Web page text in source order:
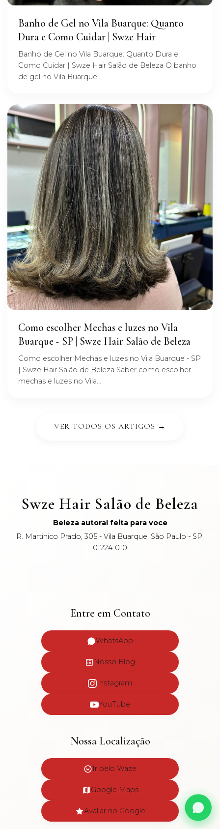
Banho de Gel no Vila Buarque: Quanto
Dura e Como Cuidar | Swze Hair
Banho de Gel no Vila Buarque: Quanto Dura e
Como Cuidar | Swze Hair Salão de Beleza O banho
de gel no Vila Buarque...
Como escolher Mechas e luzes no Vila
Buarque - SP | Swze Hair Salão de Beleza
Como escolher Mechas e luzes no Vila Buarque - SP
| Swze Hair Salão de Beleza Saber como escolher
mechas e luzes no Vila...
VER TODOS OS ARTIGOS →
Swze Hair Salão de Beleza
Beleza autoral feita para voce
R. Martinico Prado, 305 - Vila Buarque, São Paulo - SP,
01224-010
Entre em Contato
WhatsApp
Nosso Blog
Instagram
YouTube
Nossa Localização
Ir pelo Waze
Google Maps
Avaliar no Google